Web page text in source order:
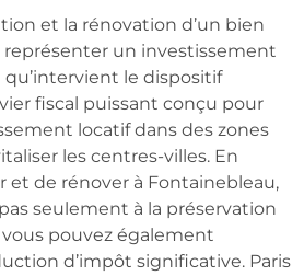
et la rénovation d’un bien
un investissement
qu’intervient le dispositif
fiscal puissant conçu pour
locatif dans des zones
les centres-villes. En
et de rénover à Fontainebleau,
seulement à la préservation
pouvez également
d’impôt significative. Paris